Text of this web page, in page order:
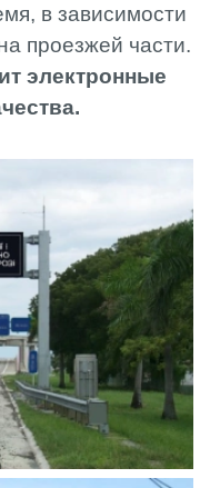
в зависимости
проезжей части.
электронные